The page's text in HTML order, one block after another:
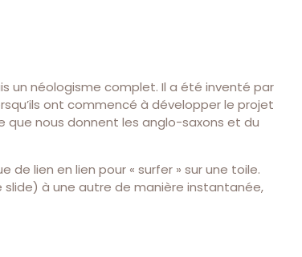
un néologisme complet. Il a été inventé par
ont commencé à développer le projet
que nous donnent les anglo-saxons et du
de lien en lien pour « surfer » sur une toile.
slide) à une autre de manière instantanée,